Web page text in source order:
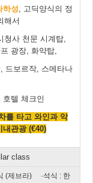
하성 , 고딕양식의 정
해서
청사 천문 시계탑,
광장, 화약탑,
드보르작, 스메타나
텔 체크인
를 타고 와인과 악
내관광 (€40)
class
(제브라) ·석식 : 한